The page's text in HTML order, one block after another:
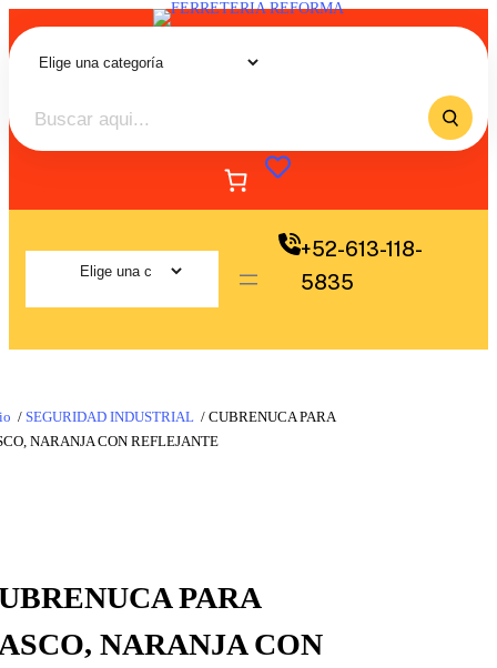
+52-613-118-
5835
/ SEGURIDAD INDUSTRIAL / CUBRENUCA PARA
NARANJA CON REFLEJANTE
PARA
NARANJA CON